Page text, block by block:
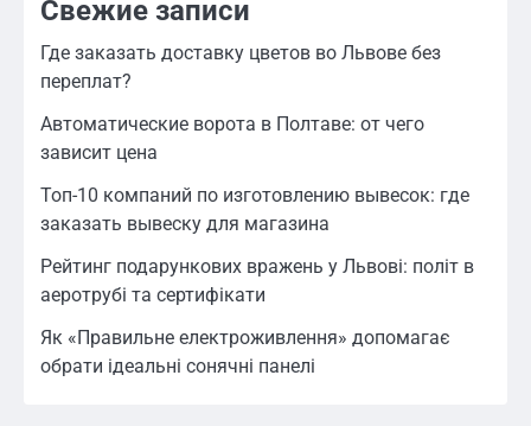
Свежие записи
Где заказать доставку цветов во Львове без
переплат?
Автоматические ворота в Полтаве: от чего
зависит цена
Топ-10 компаний по изготовлению вывесок: где
заказать вывеску для магазина
Рейтинг подарункових вражень у Львові: політ в
аеротрубі та сертифікати
Як «Правильне електроживлення» допомагає
обрати ідеальні сонячні панелі